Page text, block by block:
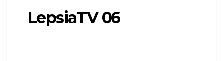
LepsiaTV 06